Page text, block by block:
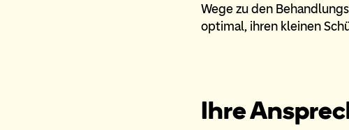
Wege zu den
optimal, ihren kleinen
Ihre